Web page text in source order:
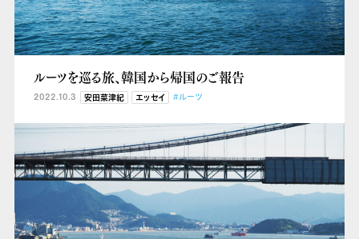
ルーツを巡る旅、韓国から帰国のご報告
2022.10.3 安田菜津紀 エッセイ #ルーツ